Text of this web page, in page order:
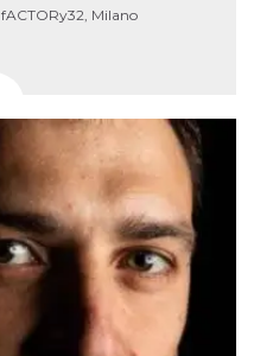
fACTORy32, Milano